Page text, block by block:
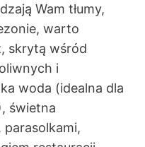
Wam tłumy,
warto
skrytą wśród
i
woda (idealna dla
świetna